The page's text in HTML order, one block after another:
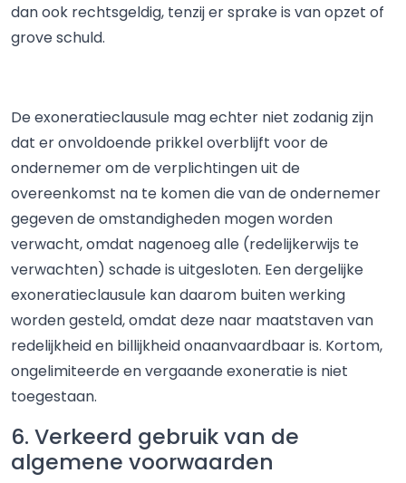
dan ook rechtsgeldig, tenzij er sprake is van opzet of
grove schuld.
De exoneratieclausule mag echter niet zodanig zijn
dat er onvoldoende prikkel overblijft voor de
ondernemer om de verplichtingen uit de
overeenkomst na te komen die van de ondernemer
gegeven de omstandigheden mogen worden
verwacht, omdat nagenoeg alle (redelijkerwijs te
verwachten) schade is uitgesloten. Een dergelijke
exoneratieclausule kan daarom buiten werking
worden gesteld, omdat deze naar maatstaven van
redelijkheid en billijkheid onaanvaardbaar is. Kortom,
ongelimiteerde en vergaande exoneratie is niet
toegestaan.
6. Verkeerd gebruik van de
algemene voorwaarden